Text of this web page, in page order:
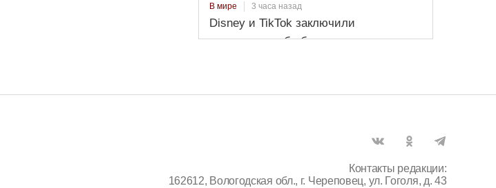
В мире 3 часа назад
Disney и TikTok заключили
соглашение об обмене короткими
Контакты редакции:
162612, Вологодская обл., г. Череповец, ул. Гоголя, д. 43